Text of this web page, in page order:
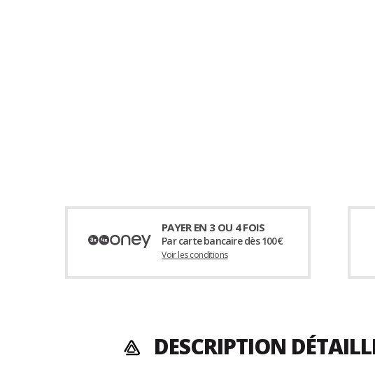
PAYER EN 3 OU 4 FOIS
Par carte bancaire dès 100€
Voir les conditions
DESCRIPTION